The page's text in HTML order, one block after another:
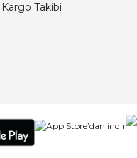
Kargo Takibi